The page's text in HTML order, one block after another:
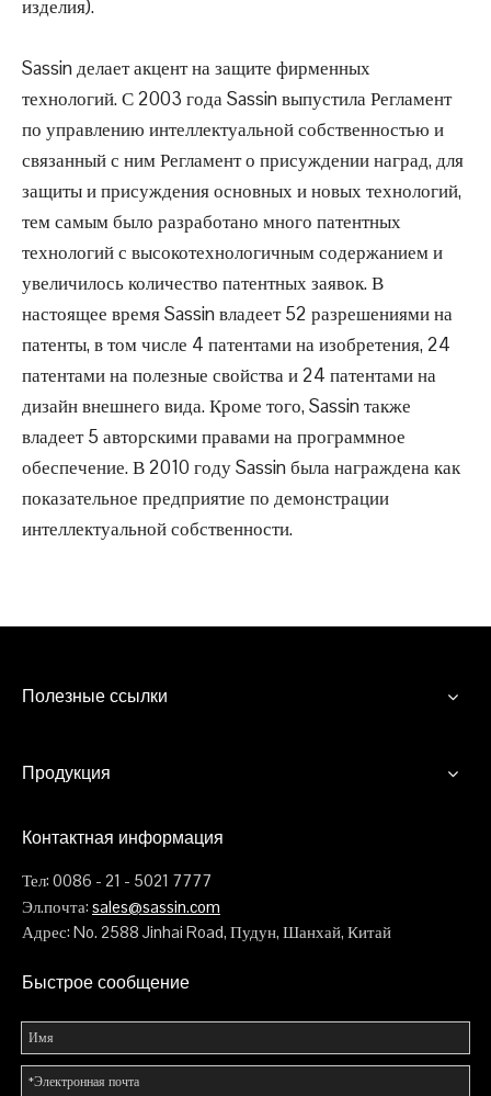
изделия).
Sassin делает акцент на защите фирменных
технологий. С 2003 года Sassin выпустила Регламент
по управлению интеллектуальной собственностью и
связанный с ним Регламент о присуждении наград, для
защиты и присуждения основных и новых технологий,
тем самым было разработано много патентных
технологий с высокотехнологичным содержанием и
увеличилось количество патентных заявок. В
настоящее время Sassin владеет 52 разрешениями на
патенты, в том числе 4 патентами на изобретения, 24
патентами на полезные свойства и 24 патентами на
дизайн внешнего вида. Кроме того, Sassin также
владеет 5 авторскими правами на программное
обеспечение. В 2010 году Sassin была награждена как
показательное предприятие по демонстрации
интеллектуальной собственности.
Полезные ссылки
Продукция
Контактная информация
Тел: 0086 - 21 - 5021 7777
Эл.почта: sales@sassin.com
Адрес: No. 2588 Jinhai Road, Пудун, Шанхай, Китай
Быстрое сообщение